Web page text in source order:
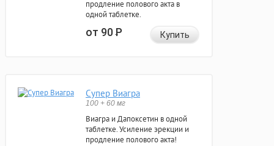
продление полового акта в
одной таблетке.
от 90Р Купить
Супер Виагра
100 + 60 мг
Виагра и Дапоксетин в одной
таблетке. Усиление эрекции и
продление полового акта!